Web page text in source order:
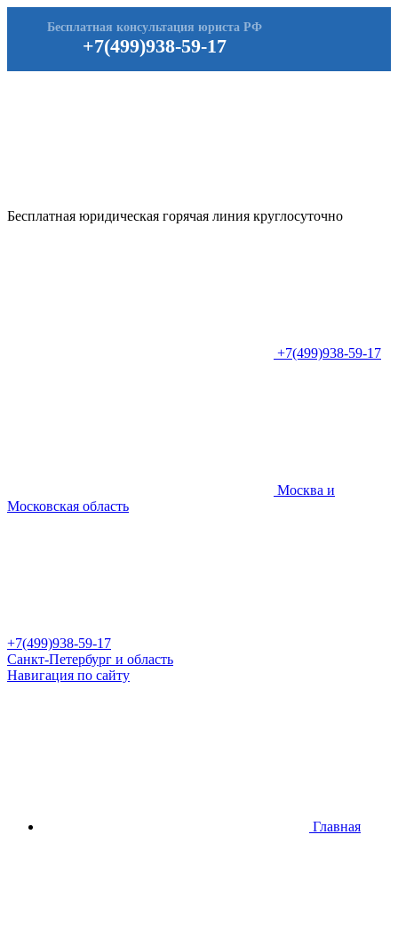
+7(499)938-59-17
Бесплатная консультация юриста РФ
Бесплатная юридическая горячая линия круглосуточно
+7(499)938-59-17
Москва и
Московская область
+7(499)938-59-17
Санкт-Петербург и область
Навигация по сайту
Главная